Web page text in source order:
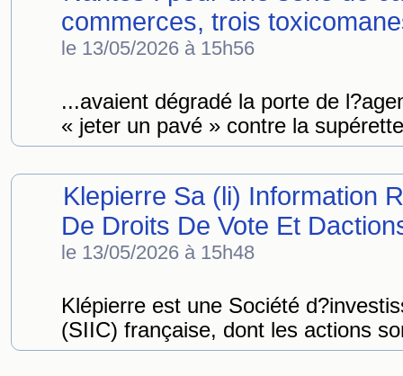
commerces, trois
le 13/05/2026 à 15h56
...avaient dégradé la porte de
« jeter un pavé » contre la
Klepierre Sa (li) Information
De Droits De Vote Et
le 13/05/2026 à 15h48
Klépierre est une Société
(SIIC) française, dont les actions